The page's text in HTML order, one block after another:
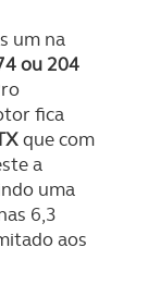
Cookies e
serviços
um na
ou 204
fica
que com
a
uma
6,3
aos